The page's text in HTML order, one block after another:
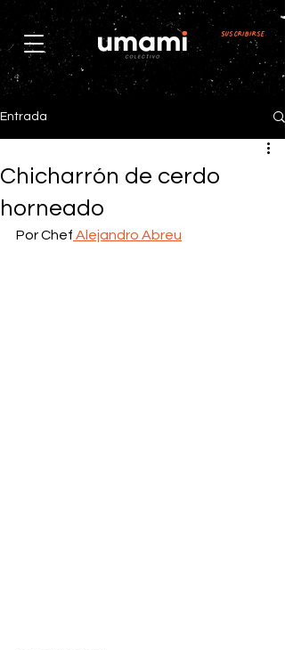
Suscribirse
Entrada
Chicharrón de cerdo
horneado
Por Chef Alejandro Abreu